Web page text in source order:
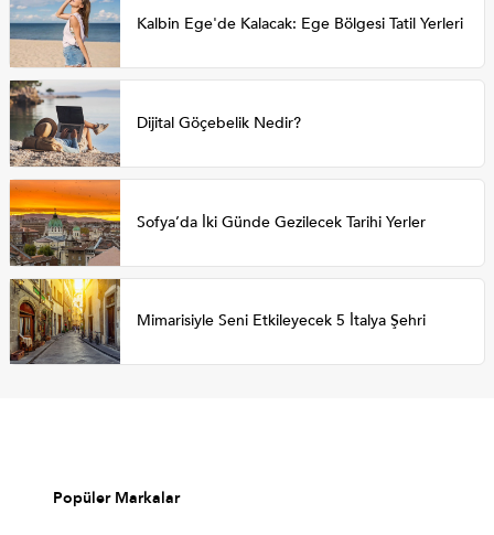
Kalbin Ege'de Kalacak: Ege Bölgesi Tatil Yerleri
Dijital Göçebelik Nedir?
Sofya’da İki Günde Gezilecek Tarihi Yerler
Mimarisiyle Seni Etkileyecek 5 İtalya Şehri
Popüler Markalar